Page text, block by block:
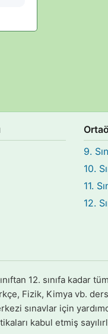
9.
10.
11.
12.
12. sınıfa kadar
Fizik, Kimya vb.
sınavlar için
kabul etmiş